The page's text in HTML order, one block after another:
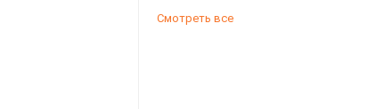
Смотреть все